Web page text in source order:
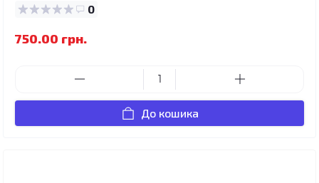
0
750.00 грн.
До кошика